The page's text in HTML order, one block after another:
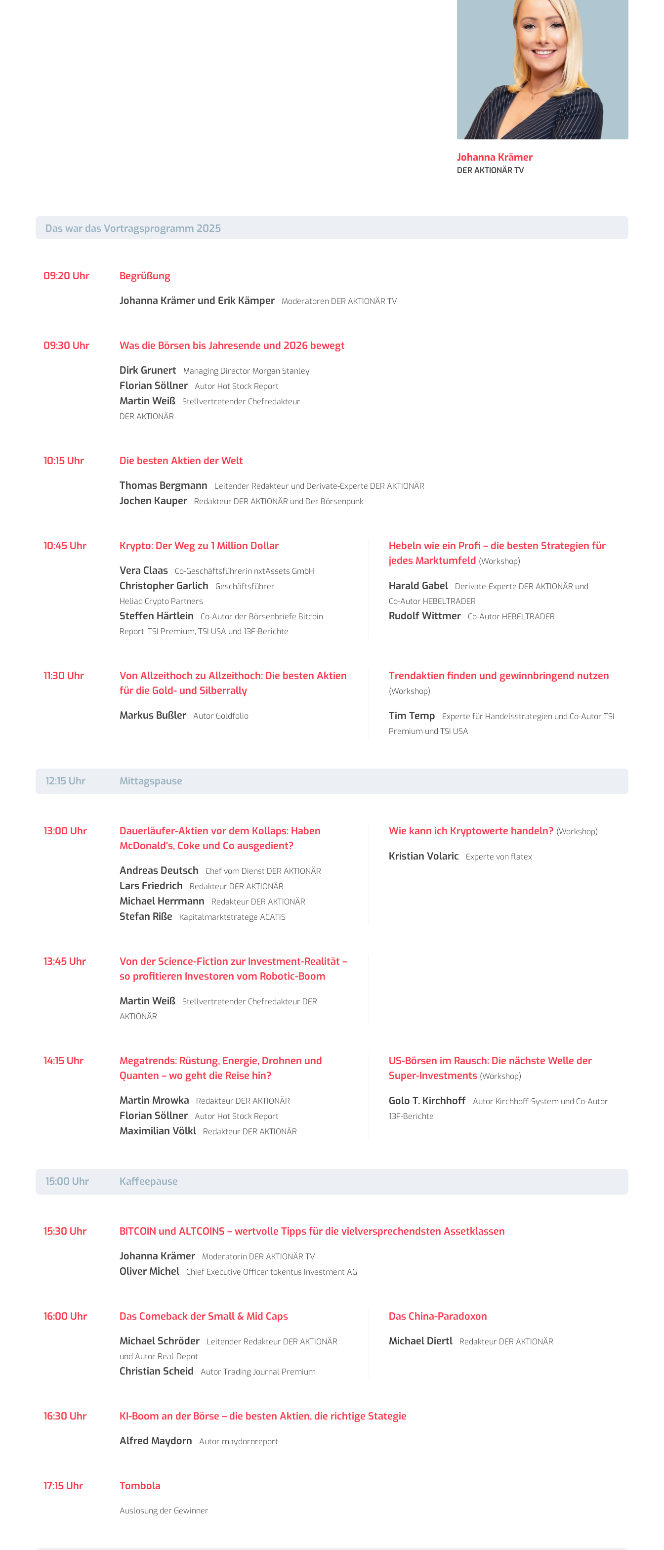
Johanna Krämer
DER AKTIONÄR TV
Das war das Vortragsprogramm 2025
09:20 Uhr
Begrüßung
Johanna Krämer und Erik Kämper
Moderatoren DER AKTIONÄR TV
09:30 Uhr
Was die Börsen bis Jahresende und 2026 bewegt
Dirk Grunert
Managing Director Morgan Stanley
Florian Söllner Autor Hot Stock Report
Martin Weiß
Stellvertretender Chefredakteur
DER AKTIONÄR
10:15 Uhr
Die besten Aktien der Welt
Thomas Bergmann
Leitender Redakteur und Derivate-Experte DER AKTIONÄR
Jochen Kauper Redakteur DER AKTIONÄR und Der Börsenpunk
10:45 Uhr
Krypto: Der Weg zu 1 Million Dollar
Vera Claas
Co-Geschäftsführerin nxtAssets GmbH
Christopher Garlich
Geschäftsführer
Heliad Crypto Partners
Steffen Härtlein Co-Autor der Börsenbriefe Bitcoin
Report, TSI Premium, TSI USA und 13F-Berichte
Hebeln wie ein Profi – die besten Strategien für
jedes Marktumfeld (Workshop)
Harald Gabel
Derivate-Experte DER AKTIONÄR und
Co-Autor HEBELTRADER
Rudolf Wittmer Co-Autor HEBELTRADER
11:30 Uhr
Von Allzeithoch zu Allzeithoch: Die besten Aktien
für die Gold- und Silberrally
Markus Bußler
Autor Goldfolio
Trendaktien finden und gewinnbringend nutzen
(Workshop)
Tim Temp
Experte für Handelsstrategien und Co-Autor TSI
Premium und TSI USA
12:15 Uhr Mittagspause
13:00 Uhr
Dauerläufer-Aktien vor dem Kollaps: Haben
McDonald's, Coke und Co ausgedient?
Andreas Deutsch
Chef vom Dienst DER AKTIONÄR
Lars Friedrich Redakteur DER AKTIONÄR
Michael Herrmann Redakteur DER AKTIONÄR
Stefan Riße Kapitalmarktstratege ACATIS
Wie kann ich Kryptowerte handeln? (Workshop)
Kristian Volaric Experte von flatex
13:45 Uhr
Von der Science-Fiction zur Investment-Realität –
so profitieren Investoren vom Robotic-Boom
Martin Weiß
Stellvertretender Chefredakteur DER
AKTIONÄR
14:15 Uhr
Megatrends: Rüstung, Energie, Drohnen und
Quanten – wo geht die Reise hin?
Martin Mrowka
Redakteur DER AKTIONÄR
Florian Söllner Autor Hot Stock Report
Maximilian Völkl Redakteur DER AKTIONÄR
US-Börsen im Rausch: Die nächste Welle der
Super-Investments (Workshop)
Golo T. Kirchhoff
Autor Kirchhoff-System und Co-Autor
13F-Berichte
15:00 Uhr Kaffeepause
15:30 Uhr
BITCOIN und ALTCOINS – wertvolle Tipps für die vielversprechendsten Assetklassen
Johanna Krämer
Moderatorin DER AKTIONÄR TV
Oliver Michel Chief Executive Officer tokentus Investment AG
16:00 Uhr
Das Comeback der Small & Mid Caps
Michael Schröder
Leitender Redakteur DER AKTIONÄR
und Autor Real-Depot
Christian Scheid Autor Trading Journal Premium
Das China-Paradoxon
Michael Diertl
Redakteur DER AKTIONÄR
16:30 Uhr
KI-Boom an der Börse – die besten Aktien, die richtige Stategie
Alfred Maydorn
Autor maydornreport
17:15 Uhr Tombola
Auslosung der Gewinner